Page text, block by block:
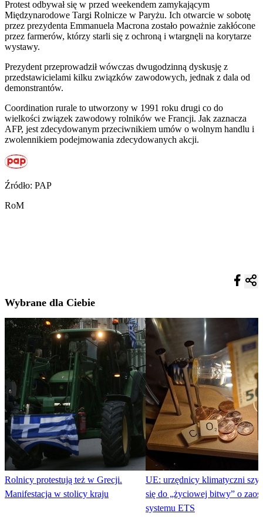
Protest odbywał się w przed weekendem zamykającym
Międzynarodowe Targi Rolnicze w Paryżu. Ich otwarcie w sobotę
przez prezydenta Emmanuela Macrona zostało poważnie zakłócone
przez farmerów, którzy starli się z ochroną i wtargnęli na korytarze
wystawy.
Prezydent przeprowadził wówczas dwugodzinną dyskusję z
przedstawicielami kilku związków zawodowych, jednak z dala od
demonstrantów.
Coordination rurale to utworzony w 1991 roku drugi co do
wielkości związek zawodowy rolników we Francji. Jak zaznacza
AFP, jest zdecydowanym przeciwnikiem umów o wolnym handlu i
zwolennikiem podejmowania zdecydowanych akcji.
Źródło: PAP
RoM
Wybrane dla Ciebie
Rolnicy protestują też w Grecji.
Manifestacja w stolicy kraju
UE: urzędnicy klimatyczni
się do „życiowej bitwy” o
systemu ETS